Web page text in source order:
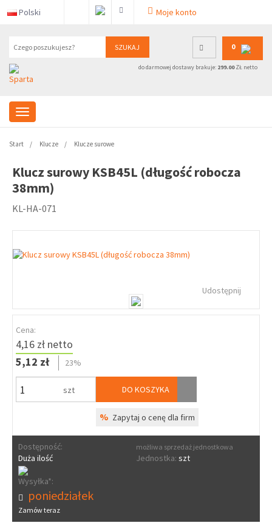
Polski Moje konto
SZUKAJ 0
do darmowej dostawy brakuje: 299.00ZŁ netto
Start Klucze Klucze surowe
Klucz surowy KSB45L (długość robocza
38mm)
KL-HA-071
Udostępnij
Cena:
4,16 zł netto
5,12 zł
23%
szt DO KOSZYKA
% Zapytaj o cenę dla firm
Dostępność:
Duża ilość
możliwa sprzedaż jednostkowa
Jednostka: szt
Wysyłka*:
poniedziałek
Zamów teraz